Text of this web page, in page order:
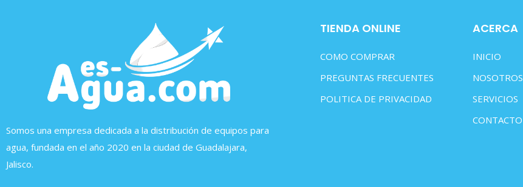
Somos una empresa dedicada a la distribución de equipos para
agua, fundada en el año 2020 en la ciudad de Guadalajara,
Jalisco.
TIENDA ONLINE
COMO COMPRAR
PREGUNTAS FRECUENTES
POLITICA DE PRIVACIDAD
ACERCA
INICIO
NOSOTROS
SERVICIOS
CONTACTO